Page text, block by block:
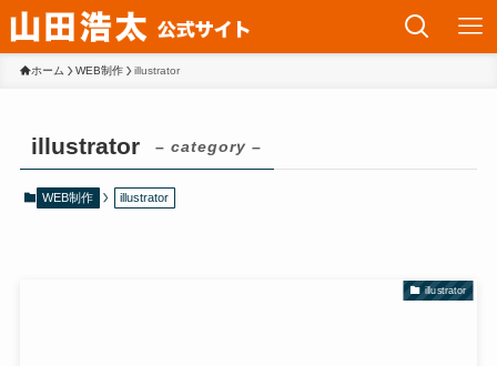
ホーム WEB制作 illustrator
illustrator – category –
WEB制作 illustrator
illustrator